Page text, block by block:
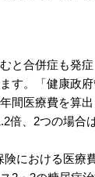
と合併症も発
す。「健康政
間医療費を算
倍、2つの場合
険における医療